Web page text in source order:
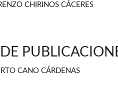
CHIRINOS CÁCERES
CANO CÁRDENAS